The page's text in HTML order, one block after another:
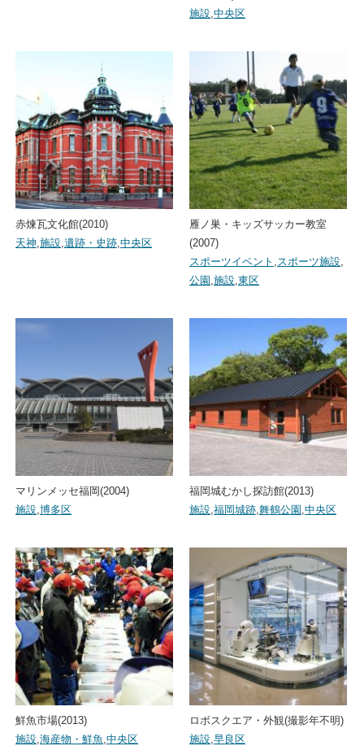
施設,中央区
赤煉瓦文化館(2010)
天神,施設,遺跡・史跡,中央区
雁ノ巣・キッズサッカー教室
(2007)
スポーツイベント ,スポーツ施設,
公園 ,施設,東区
マリンメッセ福岡(2004)
施設,博多区
福岡城むかし探訪館(2013)
施設,福岡城跡,舞鶴公園 ,中央区
鮮魚市場(2013)
施設,海産物・鮮魚,中央区
ロボスクエア・外観(撮影年不明)
施設,早良区